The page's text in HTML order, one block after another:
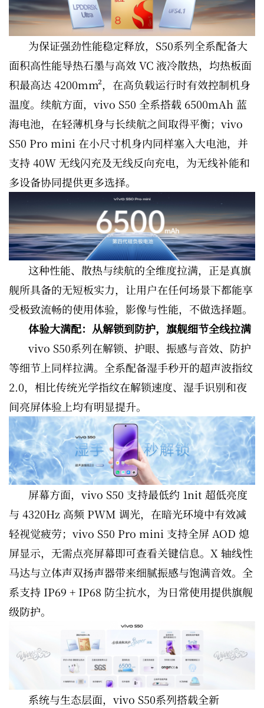
为保证强劲性能稳定释放，S50系列全系配备大
面积高性能导热石墨与高效 VC 液冷散热，均热板面
积最高达 4200mm²，在高负载运行时有效控制机身
温度。续航方面，vivo S50 全系搭载 6500mAh 蓝
海电池，在轻薄机身与长续航之间取得平衡；vivo
S50 Pro mini 在小尺寸机身内同样塞入大电池，并
支持 40W 无线闪充及无线反向充电，为无线补能和
多设备协同提供更多选择。
这种性能、散热与续航的全维度拉满，正是真旗
舰所具备的无短板实力，让用户在任何场景下都能享
受极致流畅的使用体验，影像与性能，不做选择题。
体验大满配：从解锁到防护，旗舰细节全线拉满
vivo S50系列在解锁、护眼、振感与音效、防护
等细节上同样拉满。全系配备湿手秒开的超声波指纹
2.0，相比传统光学指纹在解锁速度、湿手识别和夜
间亮屏体验上均有明显提升。
屏幕方面，vivo S50 支持最低约 1nit 超低亮度
与 4320Hz 高频 PWM 调光，在暗光环境中有效减
轻视觉疲劳；vivo S50 Pro mini 支持全屏 AOD 熄
屏显示，无需点亮屏幕即可查看关键信息。X 轴线性
马达与立体声双扬声器带来细腻振感与饱满音效。全
系支持 IP69 + IP68 防尘抗水，为日常使用提供旗舰
级防护。
系统与生态层面，vivo S50系列搭载全新